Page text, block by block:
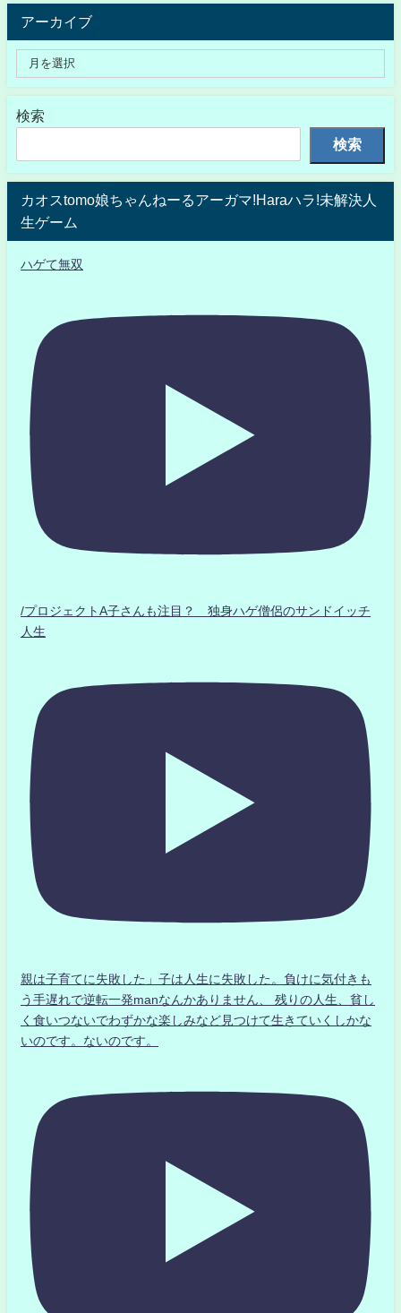
アーカイブ
検索
検索
カオスtomo娘ちゃんねーるアーガマ!Haraハラ!未解決人
生ゲーム
ハゲて無双
/プロジェクトA子さんも注目？ 独身ハゲ僧侶のサンドイッチ
人生
親は子育てに失敗した」子は人生に失敗した。負けに気付きも
う手遅れで逆転一発manなんかありません、 残りの人生、貧し
く食いつないでわずかな楽しみなど見つけて生きていくしかな
いのです。ないのです。